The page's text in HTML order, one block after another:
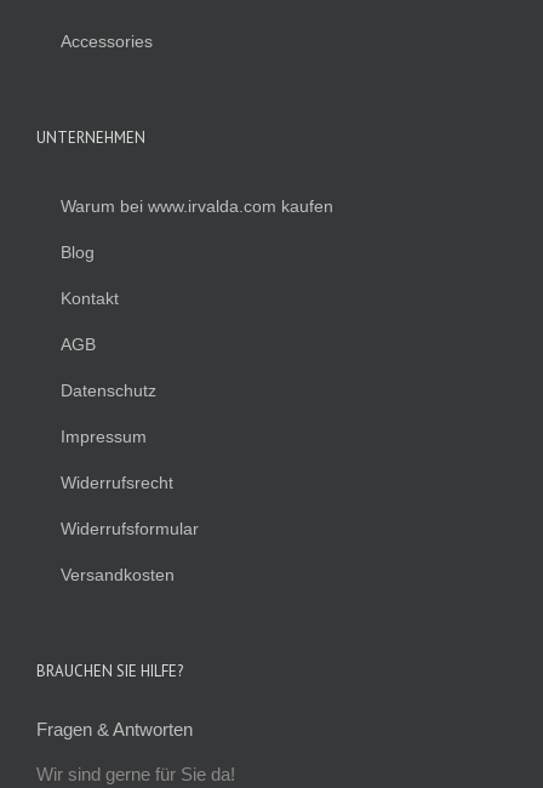
Accessories
UNTERNEHMEN
Warum bei www.irvalda.com kaufen
Blog
Kontakt
AGB
Datenschutz
Impressum
Widerrufsrecht
Widerrufsformular
Versandkosten
BRAUCHEN SIE HILFE?
Fragen & Antworten
Wir sind gerne für Sie da!